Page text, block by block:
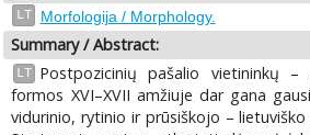
LT Morfologija / Morphology.
Summary / Abstract:
LT
Postpozicinių pašalio vietininkų
formos XVI–XVII amžiuje dar gana
vidurinio, rytinio ir prūsiškojo –